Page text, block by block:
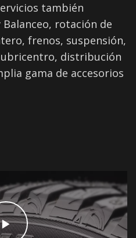
también
rotación de
frenos, suspensión,
distribución
gama de accesorios